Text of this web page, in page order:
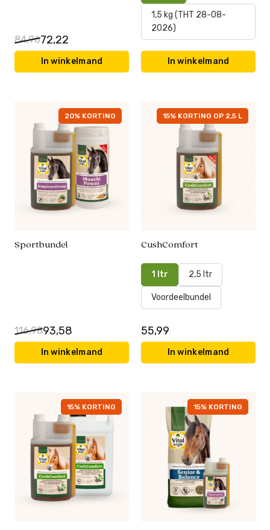
84,9672,22
In winkelmand
1,5 kg (THT 28-08-
2026)
In winkelmand
20% KORTING
Sportbundel
116,9893,58
In winkelmand
15% KORTING OP 2,5 L
CushComfort
1 ltr 2,5 ltr
Voordeelbundel
55,99
In winkelmand
15% KORTING 15% KORTING